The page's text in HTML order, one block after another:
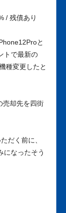
/ 残債あり
と
トで最新の
種変更したと
売却先を四街
だく前に、
になったそう